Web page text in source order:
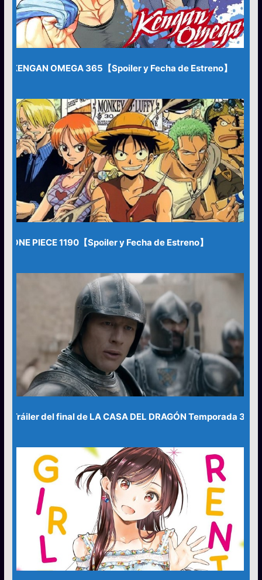
KENGAN OMEGA 365【Spoiler y Fecha de Estreno】
ONE PIECE 1190【Spoiler y Fecha de Estreno】
Tráiler del final de LA CASA DEL DRAGÓN Temporada 3